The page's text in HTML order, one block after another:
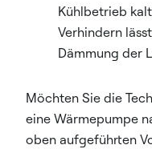
Kühlbetrieb
Verhindern
Dämmung der
Möchten Sie die
eine Wärmepumpe
oben aufgeführten